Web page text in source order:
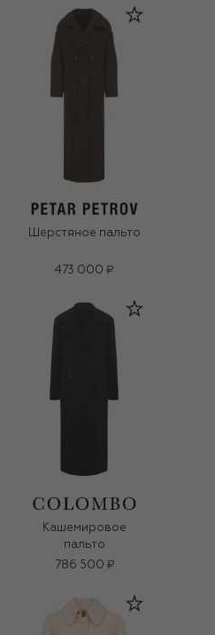
Шерстяное пальто
473 000 ₽
Кашемировое
пальто
786 500 ₽